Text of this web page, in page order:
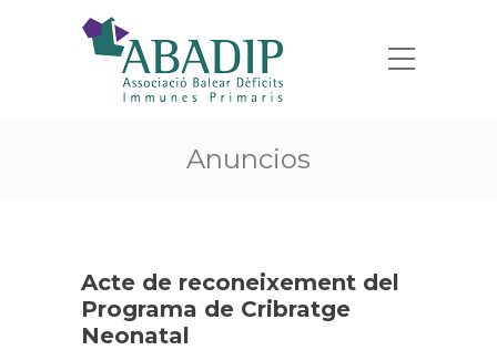
Anuncios
Acte de reconeixement del
Programa de Cribratge
Neonatal